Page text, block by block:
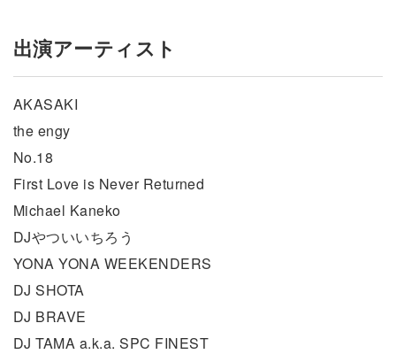
出演アーティスト
AKASAKI
the engy
No.18
First Love is Never Returned
Michael Kaneko
DJやついいちろう
YONA YONA WEEKENDERS
DJ SHOTA
DJ BRAVE
DJ TAMA a.k.a. SPC FINEST